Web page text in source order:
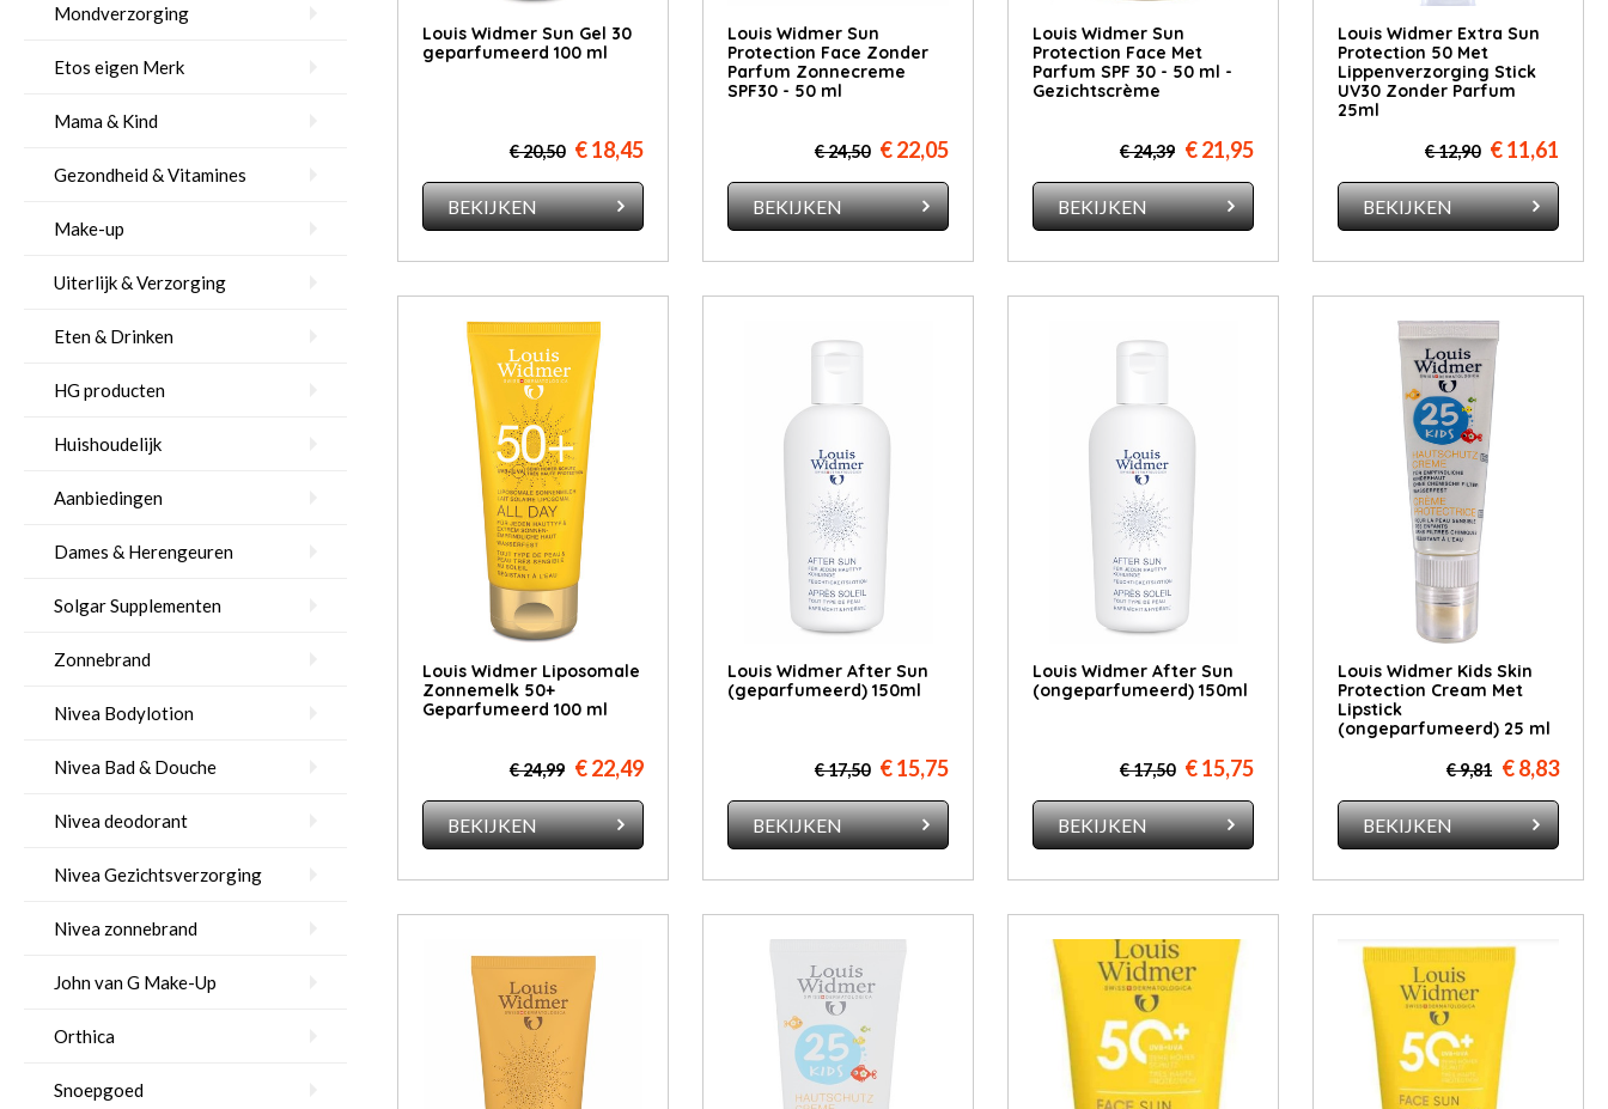
Mondverzorging
Etos eigen Merk
Mama & Kind
Gezondheid & Vitamines
Make-up
Uiterlijk & Verzorging
Eten & Drinken
HG producten
Huishoudelijk
Aanbiedingen
Dames & Herengeuren
Solgar Supplementen
Zonnebrand
Nivea Bodylotion
Nivea Bad & Douche
Nivea deodorant
Nivea Gezichtsverzorging
Nivea zonnebrand
John van G Make-Up
Orthica
Snoepgoed
Louis Widmer Sun Gel 30
geparfumeerd 100 ml
€ 20,50 € 18,45
BEKIJKEN
Louis Widmer Sun
Protection Face Zonder
Parfum Zonnecreme
SPF30 - 50 ml
€ 24,50 € 22,05
BEKIJKEN
Louis Widmer Sun
Protection Face Met
Parfum SPF 30 - 50 ml -
Gezichtscrème
€ 24,39 € 21,95
BEKIJKEN
Louis Widmer Extra Sun
Protection 50 Met
Lippenverzorging Stick
UV30 Zonder Parfum
25ml
€ 12,90 € 11,61
BEKIJKEN
Louis Widmer Liposomale
Zonnemelk 50+
Geparfumeerd 100 ml
€ 24,99 € 22,49
BEKIJKEN
Louis Widmer After Sun
(geparfumeerd) 150ml
€ 17,50 € 15,75
BEKIJKEN
Louis Widmer After Sun
(ongeparfumeerd) 150ml
€ 17,50 € 15,75
BEKIJKEN
Louis Widmer Kids Skin
Protection Cream Met
Lipstick
(ongeparfumeerd) 25 ml
€ 9,81 € 8,83
BEKIJKEN